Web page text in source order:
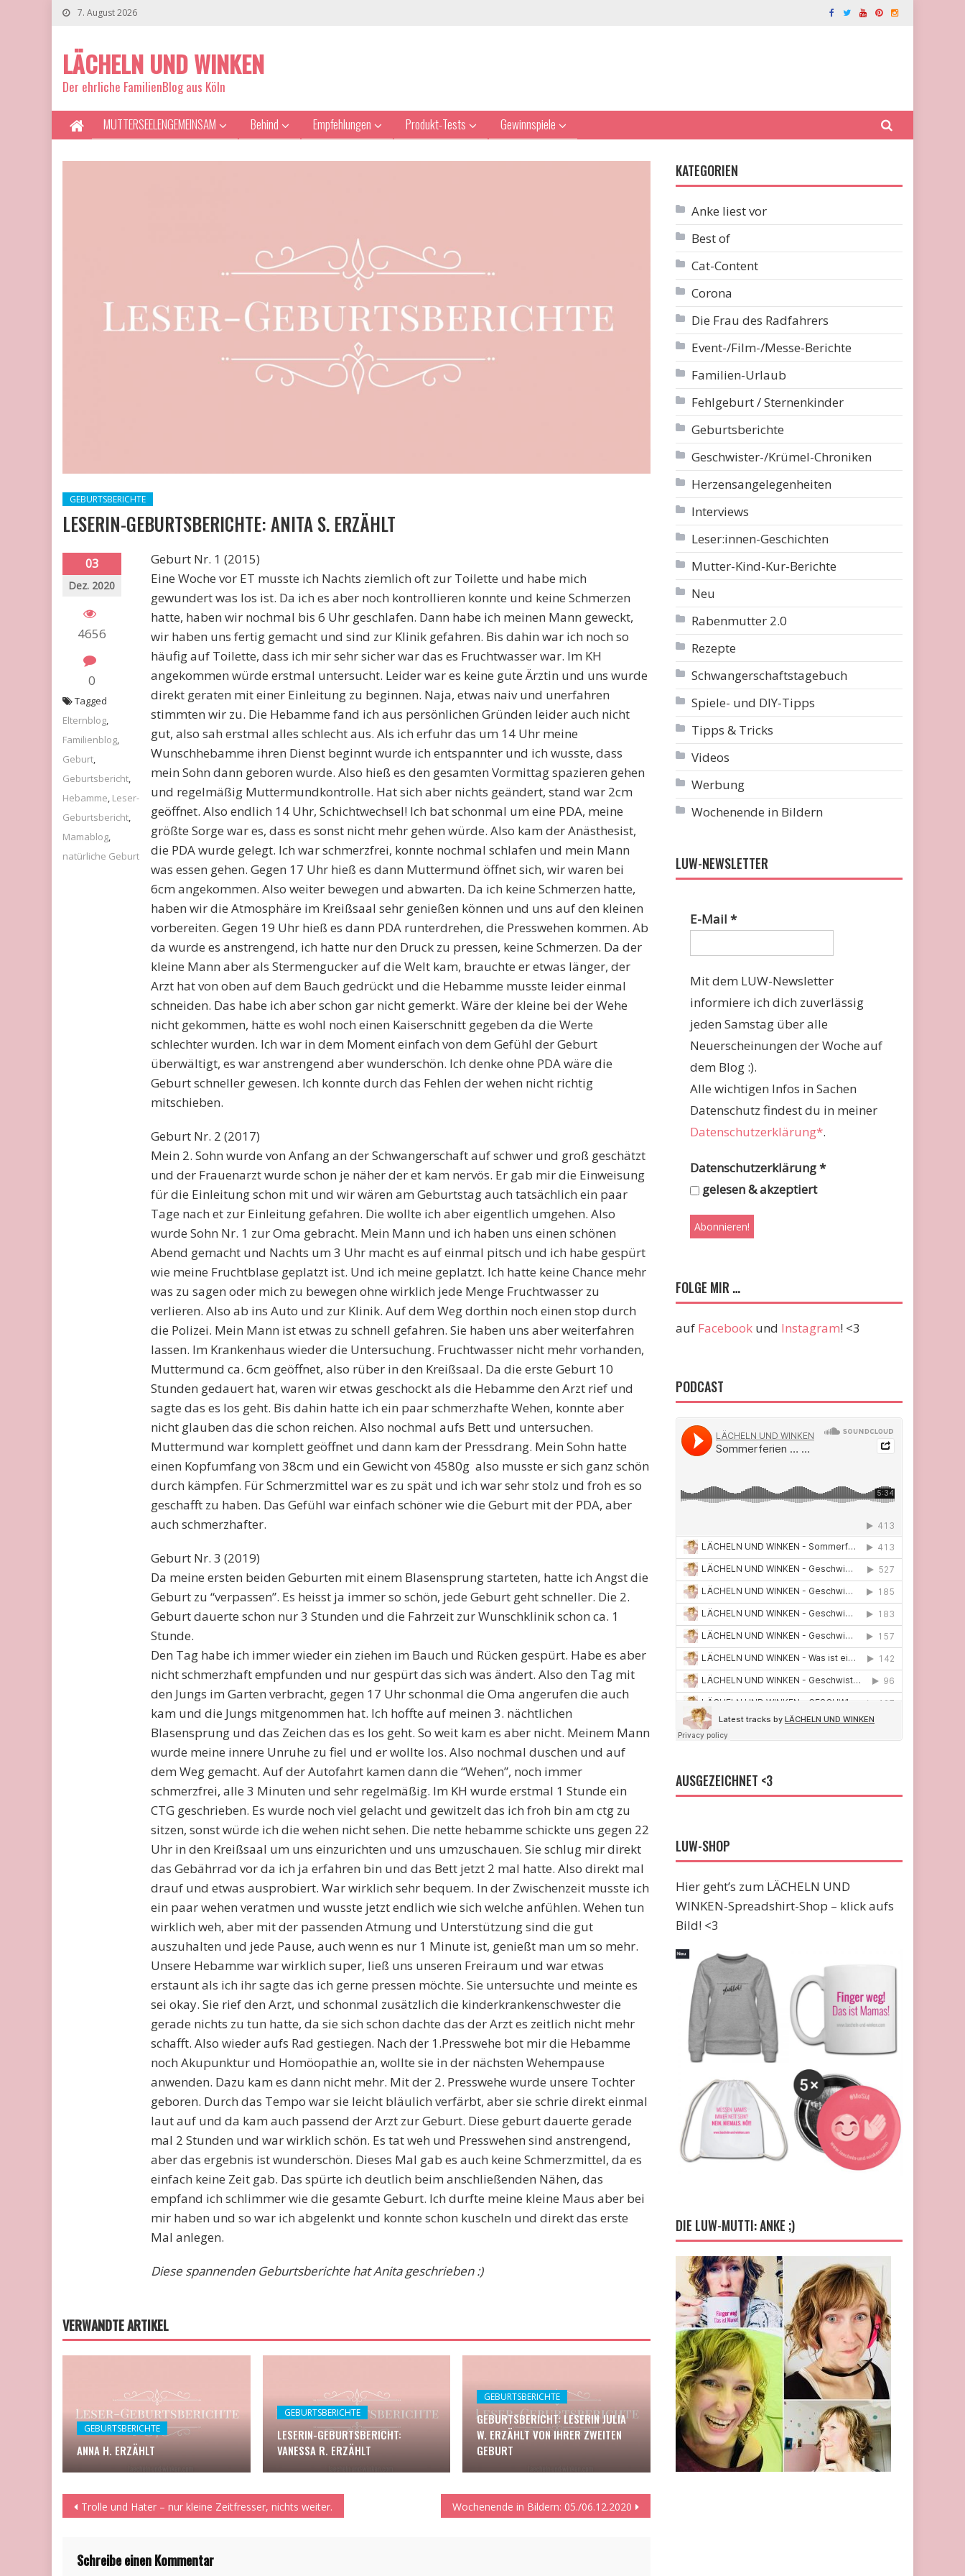
7. August 2026
LÄCHELN UND WINKEN
Der ehrliche FamilienBlog aus Köln
MUTTERSEELENGEMEINSAM Behind Empfehlungen Produkt-Tests Gewinnspiele
GEBURTSBERICHTE
LESERIN-GEBURTSBERICHTE: ANITA S. ERZÄHLT
03
Dez. 2020
4656
0
Geburt Nr. 1 (2015)
Eine Woche vor ET musste ich Nachts ziemlich oft zur Toilette und habe mich
gewundert was los ist. Da ich es aber noch kontrollieren konnte und keine Schmerzen
hatte, haben wir nochmal bis 6 Uhr geschlafen. Dann habe ich meinen Mann geweckt,
wir haben uns fertig gemacht und sind zur Klinik gefahren. Bis dahin war ich noch so
häufig auf Toilette, dass ich mir sehr sicher war das es Fruchtwasser war. Im KH
angekommen würde erstmal untersucht. Leider war es keine gute Ärztin und uns wurde
direkt geraten mit einer Einleitung zu beginnen. Naja, etwas naiv und unerfahren
stimmten wir zu. Die Hebamme fand ich aus persönlichen Gründen leider auch nicht
gut, also sah erstmal alles schlecht aus. Als ich erfuhr das um 14 Uhr meine
Wunschhebamme ihren Dienst beginnt wurde ich entspannter und ich wusste, dass
mein Sohn dann geboren wurde. Also hieß es den gesamten Vormittag spazieren gehen
und regelmäßig Muttermundkontrolle. Hat sich aber nichts geändert, stand war 2cm
geöffnet. Also endlich 14 Uhr, Schichtwechsel! Ich bat schonmal um eine PDA, meine
größte Sorge war es, dass es sonst nicht mehr gehen würde. Also kam der Anästhesist,
die PDA wurde gelegt. Ich war schmerzfrei, konnte nochmal schlafen und mein Mann
was essen gehen. Gegen 17 Uhr hieß es dann Muttermund öffnet sich, wir waren bei
6cm angekommen. Also weiter bewegen und abwarten. Da ich keine Schmerzen hatte,
haben wir die Atmosphäre im Kreißsaal sehr genießen können und uns auf den kleinen
vorbereiten. Gegen 19 Uhr hieß es dann PDA runterdrehen, die Presswehen kommen. Ab
da wurde es anstrengend, ich hatte nur den Druck zu pressen, keine Schmerzen. Da der
kleine Mann aber als Stermengucker auf die Welt kam, brauchte er etwas länger, der
Arzt hat von oben auf dem Bauch gedrückt und die Hebamme musste leider einmal
schneiden. Das habe ich aber schon gar nicht gemerkt. Wäre der kleine bei der Wehe
nicht gekommen, hätte es wohl noch einen Kaiserschnitt gegeben da die Werte
schlechter wurden. Ich war in dem Moment einfach von dem Gefühl der Geburt
überwältigt, es war anstrengend aber wunderschön. Ich denke ohne PDA wäre die
Geburt schneller gewesen. Ich konnte durch das Fehlen der wehen nicht richtig
mitschieben.
Geburt Nr. 2 (2017)
Mein 2. Sohn wurde von Anfang an der Schwangerschaft auf schwer und groß geschätzt
und der Frauenarzt wurde schon je näher der et kam nervös. Er gab mir die Einweisung
für die Einleitung schon mit und wir wären am Geburtstag auch tatsächlich ein paar
Tage nach et zur Einleitung gefahren. Die wollte ich aber eigentlich umgehen. Also
wurde Sohn Nr. 1 zur Oma gebracht. Mein Mann und ich haben uns einen schönen
Abend gemacht und Nachts um 3 Uhr macht es auf einmal pitsch und ich habe gespürt
wie meine Fruchtblase geplatzt ist. Und ich meine geplatzt. Ich hatte keine Chance mehr
was zu sagen oder mich zu bewegen ohne wirklich jede Menge Fruchtwasser zu
verlieren. Also ab ins Auto und zur Klinik. Auf dem Weg dorthin noch einen stop durch
die Polizei. Mein Mann ist etwas zu schnell gefahren. Sie haben uns aber weiterfahren
lassen. Im Krankenhaus wieder die Untersuchung. Fruchtwasser nicht mehr vorhanden,
Muttermund ca. 6cm geöffnet, also rüber in den Kreißsaal. Da die erste Geburt 10
Stunden gedauert hat, waren wir etwas geschockt als die Hebamme den Arzt rief und
sagte das es los geht. Bis dahin hatte ich ein paar schmerzhafte Wehen, konnte aber
nicht glauben das die schon reichen. Also nochmal aufs Bett und untersuchen.
Muttermund war komplett geöffnet und dann kam der Pressdrang. Mein Sohn hatte
einen Kopfumfang von 38cm und ein Gewicht von 4580g also musste er sich ganz schön
durch kämpfen. Für Schmerzmittel war es zu spät und ich war sehr stolz und froh es so
geschafft zu haben. Das Gefühl war einfach schöner wie die Geburt mit der PDA, aber
auch schmerzhafter.
Geburt Nr. 3 (2019)
Da meine ersten beiden Geburten mit einem Blasensprung starteten, hatte ich Angst die
Geburt zu “verpassen”. Es heisst ja immer so schön, jede Geburt geht schneller. Die 2.
Geburt dauerte schon nur 3 Stunden und die Fahrzeit zur Wunschklinik schon ca. 1
Stunde.
Den Tag habe ich immer wieder ein ziehen im Bauch und Rücken gespürt. Habe es aber
nicht schmerzhaft empfunden und nur gespürt das sich was ändert. Also den Tag mit
den Jungs im Garten verbracht, gegen 17 Uhr schonmal die Oma angerufen die auch
kam und die Jungs mitgenommen hat. Ich hoffte auf meinen 3. nächtlichen
Blasensprung und das Zeichen das es los geht. So weit kam es aber nicht. Meinem Mann
wurde meine innere Unruhe zu fiel und er wollte los. Also nochmal duschen und auf
dem Weg gemacht. Auf der Autofahrt kamen dann die “Wehen”, noch immer
schmerzfrei, alle 3 Minuten und sehr regelmäßig. Im KH wurde erstmal 1 Stunde ein
CTG geschrieben. Es wurde noch viel gelacht und gewitzelt das ich froh bin am ctg zu
sitzen, sonst würde ich die wehen nicht sehen. Die nette hebamme schickte uns gegen 22
Uhr in den Kreißsaal um uns einzurichten und uns umzuschauen. Sie schlug mir direkt
das Gebährrad vor da ich ja erfahren bin und das Bett jetzt 2 mal hatte. Also direkt mal
drauf und etwas ausprobiert. War wirklich sehr bequem. In der Zwischenzeit musste ich
ein paar wehen veratmen und wusste jetzt endlich wie sich welche anfühlen. Wehen tun
wirklich weh, aber mit der passenden Atmung und Unterstützung sind die gut
auszuhalten und jede Pause, auch wenn es nur 1 Minute ist, genießt man um so mehr.
Unsere Hebamme war wirklich super, ließ uns unseren Freiraum und war etwas
erstaunt als ich ihr sagte das ich gerne pressen möchte. Sie untersuchte und meinte es
sei okay. Sie rief den Arzt, und schonmal zusätzlich die kinderkrankenschwester die
gerade nichts zu tun hatte, da sie sich schon dachte das der Arzt es zeitlich nicht mehr
schafft. Also wieder aufs Rad gestiegen. Nach der 1.Presswehe bot mir die Hebamme
noch Akupunktur und Homöopathie an, wollte sie in der nächsten Wehempause
anwenden. Dazu kam es dann nicht mehr. Mit der 2. Presswehe wurde unsere Tochter
geboren. Durch das Tempo war sie leicht bläulich verfärbt, aber sie schrie direkt einmal
laut auf und da kam auch passend der Arzt zur Geburt. Diese geburt dauerte gerade
mal 2 Stunden und war wirklich schön. Es tat weh und Presswehen sind anstrengend,
aber das ergebnis ist wunderschön. Dieses Mal gab es auch keine Schmerzmittel, da es
einfach keine Zeit gab. Das spürte ich deutlich beim anschließenden Nähen, das
empfand ich schlimmer wie die gesamte Geburt. Ich durfte meine kleine Maus aber bei
mir haben und so war ich abgelenkt und konnte schon kuscheln und direkt das erste
Mal anlegen.
Diese spannenden Geburtsberichte hat Anita geschrieben :)
Tagged
Elternblog
Familienblog
Geburt
Geburtsbericht
Hebamme Leser-
Geburtsbericht
Mamablog
natürliche Geburt
VERWANDTE ARTIKEL
GEBURTSBERICHTE
ANNA H. ERZÄHLT
GEBURTSBERICHTE
LESERIN-GEBURTSBERICHT:
VANESSA R. ERZÄHLT
GEBURTSBERICHTE
GEBURTSBERICHT: LESERIN JULIA
W. ERZÄHLT VON IHRER ZWEITEN
GEBURT
Beitragsnavigation
Trolle und Hater – nur kleine Zeitfresser, nichts weiter. Wochenende in Bildern: 05./06.12.2020
Schreibe einen Kommentar
KATEGORIEN
Anke liest vor
Best of
Cat-Content
Corona
Die Frau des Radfahrers
Event-/Film-/Messe-Berichte
Familien-Urlaub
Fehlgeburt / Sternenkinder
Geburtsberichte
Geschwister-/Krümel-Chroniken
Herzensangelegenheiten
Interviews
Leser:innen-Geschichten
Mutter-Kind-Kur-Berichte
Neu
Rabenmutter 2.0
Rezepte
Schwangerschaftstagebuch
Spiele- und DIY-Tipps
Tipps & Tricks
Videos
Werbung
Wochenende in Bildern
LUW-NEWSLETTER
E-Mail*
Mit dem LUW-Newsletter
informiere ich dich zuverlässig
jeden Samstag über alle
Neuerscheinungen der Woche auf
dem Blog :).
Alle wichtigen Infos in Sachen
Datenschutz findest du in meiner
Datenschutzerklärung*.
Datenschutzerklärung*
gelesen & akzeptiert
FOLGE MIR …
auf Facebook und Instagram! <3
PODCAST
AUSGEZEICHNET <3
LUW-SHOP
Hier geht’s zum LÄCHELN UND
WINKEN-Spreadshirt-Shop – klick aufs
Bild! <3
DIE LUW-MUTTI: ANKE ;)